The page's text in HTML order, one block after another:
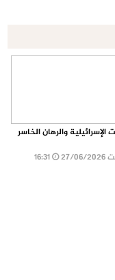
الإسرائيلية والرهان الخاسر
2026
16:31